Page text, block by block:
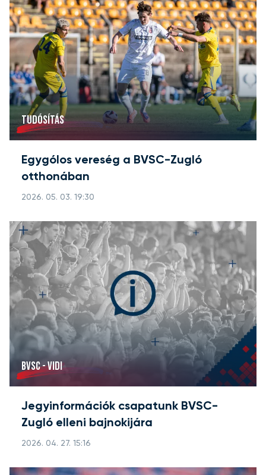
TUDÓSÍTÁS
Egygólos vereség a BVSC-Zugló
otthonában
2026. 05. 03. 19:30
BVSC - VIDI
Jegyinformációk csapatunk BVSC-
Zugló elleni bajnokijára
2026. 04. 27. 15:16